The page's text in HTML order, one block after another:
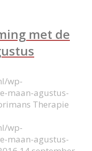
met de
wp-
maan-agustus-
Therapie
wp-
maan-agustus-